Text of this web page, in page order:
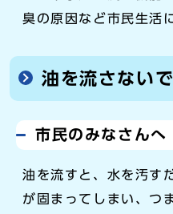
臭の原因など市民生活
油を流さないで
市民のみなさんへ
油を流すと、水を汚す
が固まってしまい、つ